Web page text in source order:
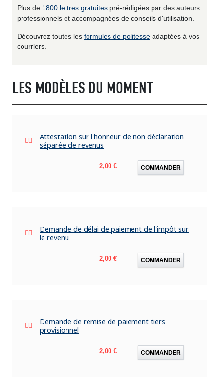
Plus de 1800 lettres gratuites pré-rédigées par des auteurs
professionnels et accompagnées de conseils d'utilisation.
Découvrez toutes les formules de politesse adaptées à vos
courriers.
LES MODÈLES DU MOMENT
Attestation sur l'honneur de non déclaration
séparée de revenus
Prix
2,00 € COMMANDER
Demande de délai de paiement de l'impôt sur
le revenu
Prix
2,00 € COMMANDER
Demande de remise de paiement tiers
provisionnel
Prix
2,00 € COMMANDER